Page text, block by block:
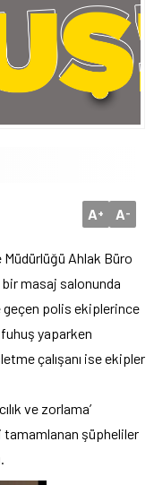
A+ A-
Ahlak Büro
masaj salonunda
geçen polis ekiplerince
fuhuş yaparken
çalışanı ise ekipler
ve zorlama’
tamamlanan şüpheliler